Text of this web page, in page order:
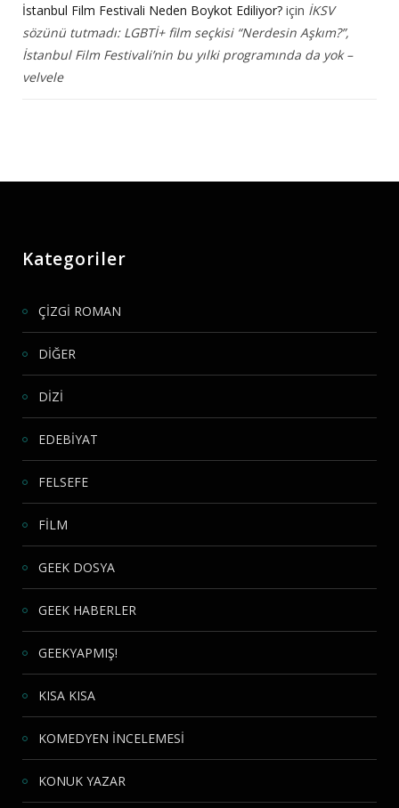
İstanbul Film Festivali Neden Boykot Ediliyor? için İKSV
sözünü tutmadı: LGBTİ+ film seçkisi “Nerdesin Aşkım?”,
İstanbul Film Festivali’nin bu yılki programında da yok –
velvele
Kategoriler
ÇİZGİ ROMAN
DİĞER
DİZİ
EDEBİYAT
FELSEFE
FİLM
GEEK DOSYA
GEEK HABERLER
GEEKYAPMIŞ!
KISA KISA
KOMEDYEN İNCELEMESİ
KONUK YAZAR